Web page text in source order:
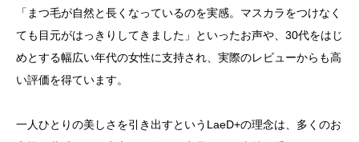
「まつ毛が自然と長くなっているのを実感。マスカラをつけなく
ても目元がはっきりしてきました」といったお声や、30代をはじ
めとする幅広い年代の女性に支持され、実際のレビューからも高
い評価を得ています。
一人ひとりの美しさを引き出すというLaeD+の理念は、多くのお